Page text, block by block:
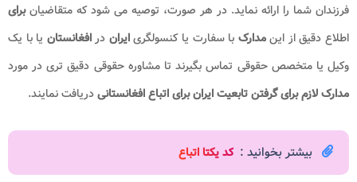
فرزندان شما را ارائه نماید. در هر صورت، توصیه می شود که متقاضیانبرای
اطلاع دقیق از اینمدارک با سفارت یا کنسولگریایران درافغانستان یا با یک
وکیل یا متخصص حقوقی تماس بگیرند تا مشاوره حقوقی دقیق تری در مورد
مدارک لازم برای گرفتن تابعیت ایران برای اتباع افغانستانیدریافت نمایند.
بیشتر بخوانید : کد یکتا اتباع